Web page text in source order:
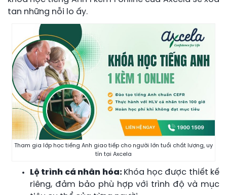
tan những nỗi lo ấy.
Tham gia lớp học tiếng Anh giao tiếp cho người lớn tuổi chất lượng, uy
tín tại Axcela
Lộ trình cá nhân hóa: Khóa học được thiết kế
riêng, đảm bảo phù hợp với trình độ và mục